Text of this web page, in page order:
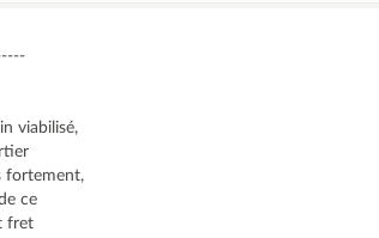
viabilisé,
fortement,
ce
fret